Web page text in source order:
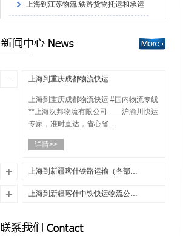
的程序上海汉邦物流有限公司
上海到重庆成都物流快运
上海到重庆成都物流快运 #国内物流专线
**上海汉邦物流有限公司——沪渝川快运
专家，准时直达，省心省...
详情>>
上海到新疆喀什铁路运输（各部门积极服务旅客安全有序出行）
优质上海到新疆喀什铁路运输，上海至
务热线400-8811-...
上海到新疆喀什中铁快运物流公司（央行将推出1000亿元再贷款支持交通运输、物流仓储业融资）
海至新疆喀什中铁快运运输公司，一站